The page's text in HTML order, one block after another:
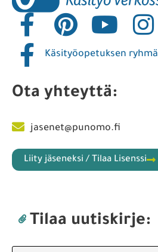
Käsityöopetuksen ryhmä
Ota yhteyttä:
jasenet@punomo.fi
Liity jäseneksi / Tilaa Lisenssi
Tilaa uutiskirje: